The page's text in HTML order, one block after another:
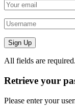
All fields are required.
Retrieve your
Please enter your